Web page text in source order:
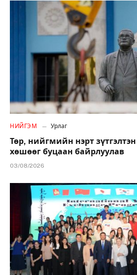
НИЙГЭМ Урлаг
Төр, нийгмийн нэрт
хөшөөг буцаан байрлуулав
03/08/2026